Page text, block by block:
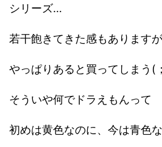
シリーズ…
若干飽きてきた感もありますが
やっぱりあると買ってしまう(
そういや何でドラえもんって
初めは黄色なのに、今は青色